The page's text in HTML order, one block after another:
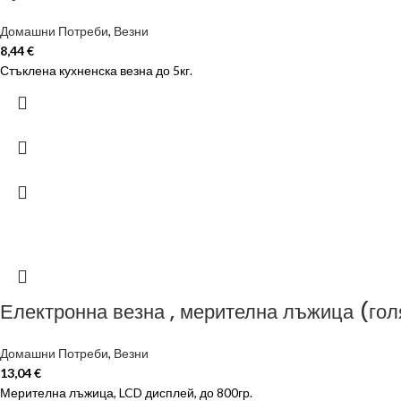
Домашни Потреби, Везни
8,44€
Стъклена кухненска везна до 5кг.
Електронна везна , мерителна лъжица
Домашни Потреби, Везни
13,04€
Мерителна лъжица, LCD дисплей, до 800гр.